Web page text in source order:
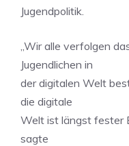
Jugendpolitik.
„Wir alle verfolgen
Jugendlichen in
der digitalen Welt
die digitale
Welt ist längst fester
sagte